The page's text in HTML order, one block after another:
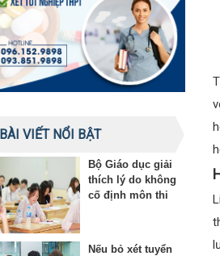
BÀI VIẾT NỔI BẬT
Bộ Giáo dục giải
thích lý do không
cố định môn thi
Nếu bỏ xét tuyển